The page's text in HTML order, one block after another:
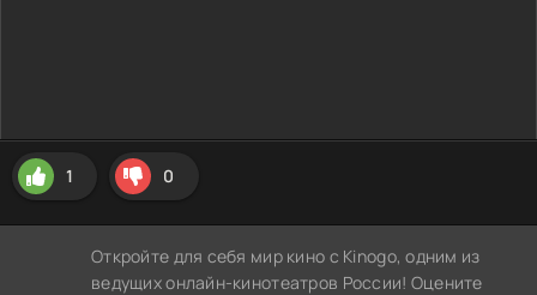
1 0
Откройте для себя мир кино с Kinogo, одним из
ведущих онлайн-кинотеатров России! Оцените